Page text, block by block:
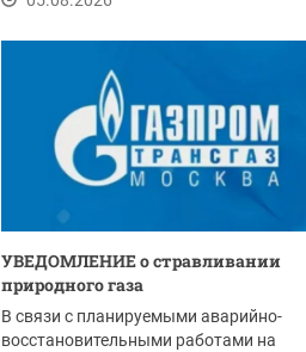
УВЕДОМЛЕНИЕ о стравливании
природного газа
В связи с планируемыми аварийно-
восстановительными работами на